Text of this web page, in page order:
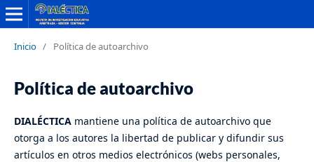
Inicio / Política de autoarchivo
Política de autoarchivo
DIALÉCTICAmantiene una política de autoarchivo que
otorga a los autores la libertad de publicar y difundir sus
artículos en otros medios electrónicos (webs personales,